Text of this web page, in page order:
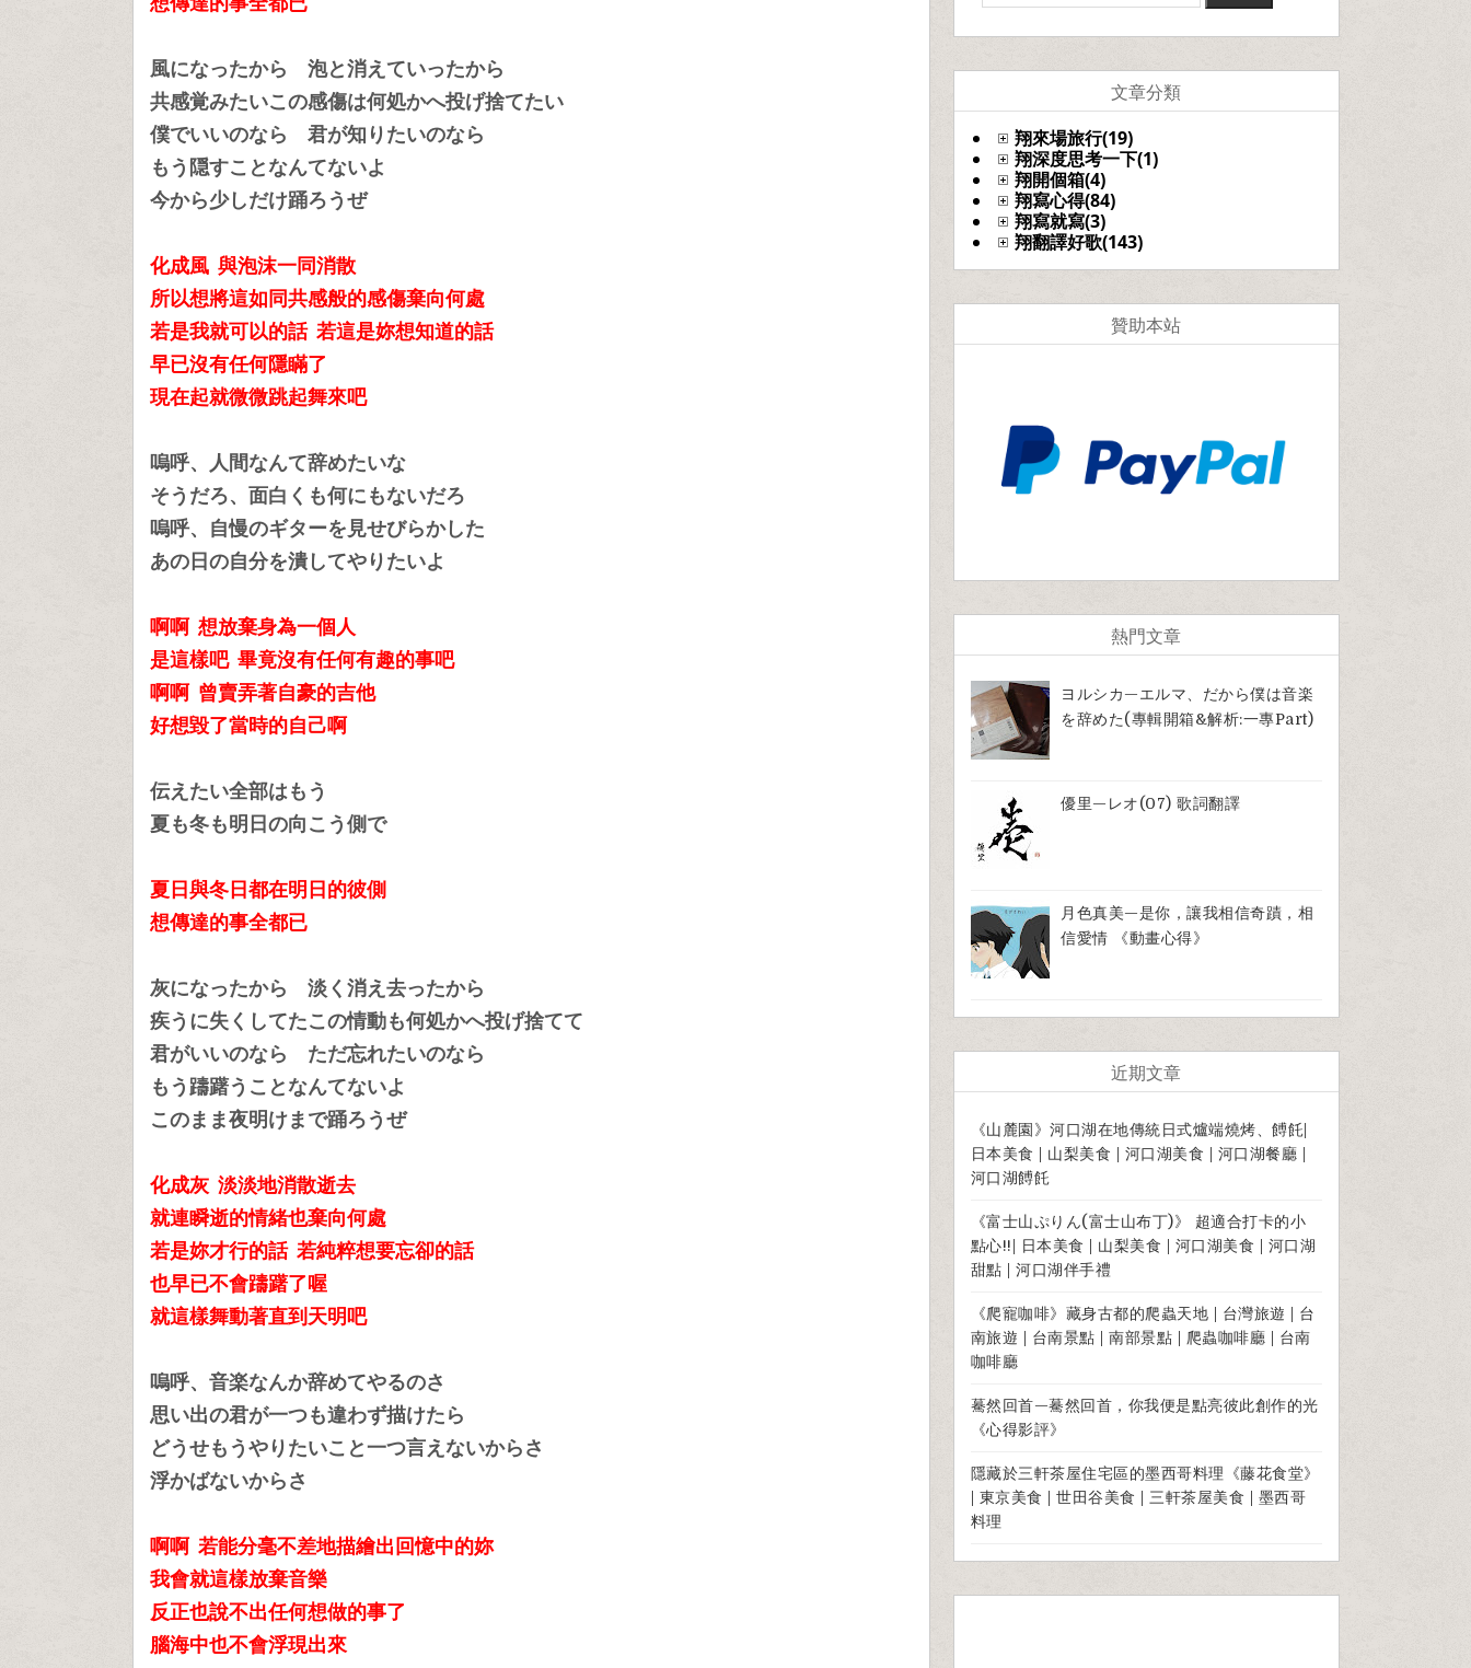
風になったから 泡と消えていったから
共感覚みたいこの感傷は何処かへ投げ捨てたい
僕でいいのなら 君が知りたいのなら
もう隠すことなんてないよ
今から少しだけ踊ろうぜ
化成風 與泡沫一同消散
所以想將這如同共感般的感傷棄向何處
若是我就可以的話 若這是妳想知道的話
早已沒有任何隱瞞了
現在起就微微跳起舞來吧
嗚呼、人間なんて辞めたいな
そうだろ、面白くも何にもないだろ
嗚呼、自慢のギターを見せびらかした
あの日の自分を潰してやりたいよ
啊啊 想放棄身為一個人
是這樣吧 畢竟沒有任何有趣的事吧
啊啊 曾賣弄著自豪的吉他
好想毀了當時的自己啊
伝えたい全部はもう
夏も冬も明日の向こう側で
夏日與冬日都在明日的彼側
想傳達的事全都已
灰になったから 淡く消え去ったから
疾うに失くしてたこの情動も何処かへ投げ捨てて
君がいいのなら ただ忘れたいのなら
もう躊躇うことなんてないよ
このまま夜明けまで踊ろうぜ
化成灰 淡淡地消散逝去
就連瞬逝的情緒也棄向何處
若是妳才行的話 若純粹想要忘卻的話
也早已不會躊躇了喔
就這樣舞動著直到天明吧
嗚呼、音楽なんか辞めてやるのさ
思い出の君が一つも違わず描けたら
どうせもうやりたいこと一つ言えないからさ
浮かばないからさ
啊啊 若能分毫不差地描繪出回憶中的妳
我會就這樣放棄音樂
反正也說不出任何想做的事了
腦海中也不會浮現出來
文章分類
翔來場旅行(19)
翔深度思考一下(1)
翔開個箱(4)
翔寫心得(84)
翔寫就寫(3)
翔翻譯好歌(143)
贊助本站
熱門文章
ヨルシカ—エルマ、だから僕は音楽
を辞めた(專輯開箱&解析:一專part)
優里—レオ(07) 歌詞翻譯
月色真美—是你，讓我相信奇蹟，相
信愛情 《動畫心得》
近期文章
《山麓園》河口湖在地傳統日式爐端燒烤、餺飥|
日本美食 | 山梨美食 | 河口湖美食 | 河口湖餐廳 |
河口湖餺飥
《富士山ぷりん(富士山布丁)》 超適合打卡的小
點心!!| 日本美食 | 山梨美食 | 河口湖美食 | 河口湖
甜點 | 河口湖伴手禮
《爬寵咖啡》藏身古都的爬蟲天地 | 台灣旅遊 | 台
南旅遊 | 台南景點 | 南部景點 | 爬蟲咖啡廳 | 台南
咖啡廳
驀然回首—驀然回首，你我便是點亮彼此創作的光
《心得影評》
隱藏於三軒茶屋住宅區的墨西哥料理《藤花食堂》
| 東京美食 | 世田谷美食 | 三軒茶屋美食 | 墨西哥
料理